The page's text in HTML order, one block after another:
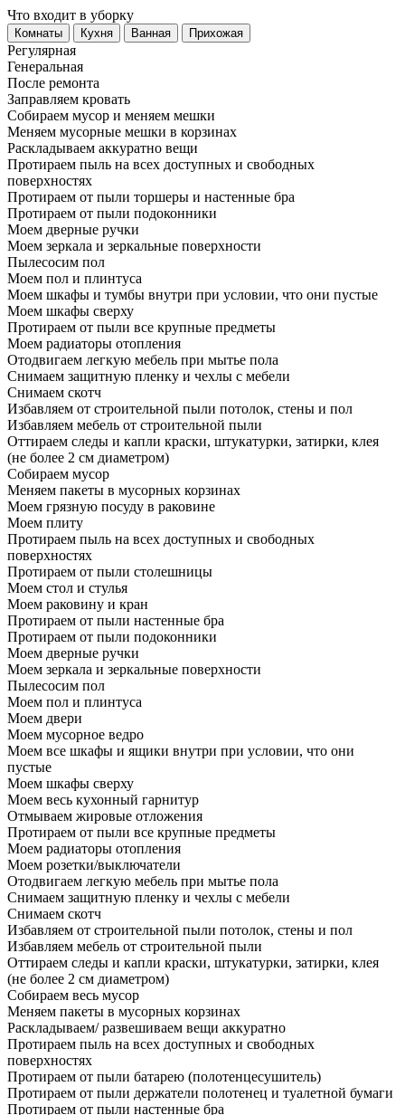
Что входит в уборку
Регу­лярная
Гене­ральная
После ремонта
Заправляем кровать
Собираем мусор и меняем мешки
Меняем мусорные мешки в корзинах
Раскладываем аккуратно вещи
Протираем пыль на всех доступных и свободных
поверхностях
Протираем от пыли торшеры и настенные бра
Протираем от пыли подоконники
Моем дверные ручки
Моем зеркала и зеркальные поверхности
Пылесосим пол
Моем пол и плинтуса
Моем шкафы и тумбы внутри при условии, что они пустые
Моем шкафы сверху
Протираем от пыли все крупные предметы
Моем радиаторы отопления
Отодвигаем легкую мебель при мытье пола
Снимаем защитную пленку и чехлы с мебели
Снимаем скотч
Избавляем от строительной пыли потолок, стены и пол
Избавляем мебель от строительной пыли
Оттираем следы и капли краски, штукатурки, затирки, клея
(не более 2 см диаметром)
Собираем мусор
Меняем пакеты в мусорных корзинах
Моем грязную посуду в раковине
Моем плиту
Протираем пыль на всех доступных и свободных
поверхностях
Протираем от пыли столешницы
Моем стол и стулья
Моем раковину и кран
Протираем от пыли настенные бра
Протираем от пыли подоконники
Моем дверные ручки
Моем зеркала и зеркальные поверхности
Пылесосим пол
Моем пол и плинтуса
Моем двери
Моем мусорное ведро
Моем все шкафы и ящики внутри при условии, что они
пустые
Моем шкафы сверху
Моем весь кухонный гарнитур
Отмываем жировые отложения
Протираем от пыли все крупные предметы
Моем радиаторы отопления
Моем розетки/выключатели
Отодвигаем легкую мебель при мытье пола
Снимаем защитную пленку и чехлы с мебели
Снимаем скотч
Избавляем от строительной пыли потолок, стены и пол
Избавляем мебель от строительной пыли
Оттираем следы и капли краски, штукатурки, затирки, клея
(не более 2 см диаметром)
Собираем весь мусор
Меняем пакеты в мусорных корзинах
Раскладываем/ развешиваем вещи аккуратно
Протираем пыль на всех доступных и свободных
поверхностях
Протираем от пыли батарею (полотенцесушитель)
Протираем от пыли держатели полотенец и туалетной бумаги
Протираем от пыли настенные бра